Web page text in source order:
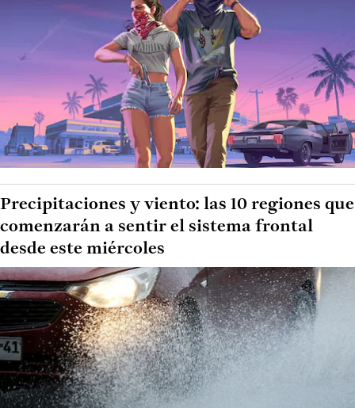
Precipitaciones y viento: las 10 regiones que
comenzarán a sentir el sistema frontal
desde este miércoles